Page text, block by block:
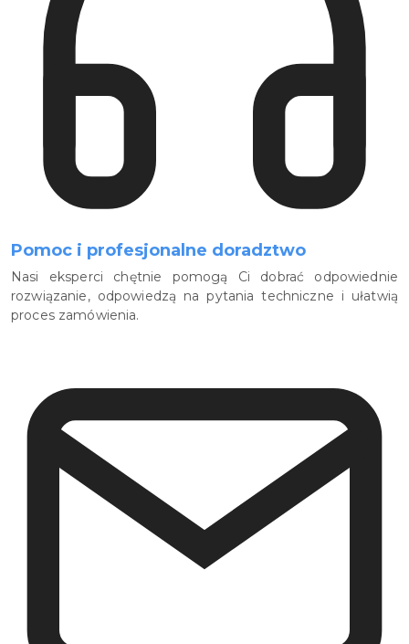
Pomoc i profesjonalne doradztwo
Nasi eksperci chętnie pomogą Ci dobrać odpowiednie
rozwiązanie, odpowiedzą na pytania techniczne i ułatwią
proces zamówienia.